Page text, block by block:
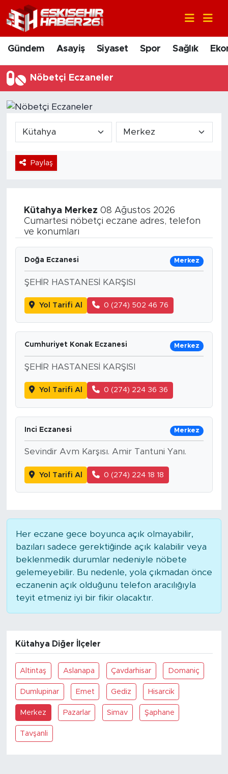
Gündem Asayiş Siyaset Spor Sağlık
Nöbetçi Eczaneler
Paylaş
Kütahya Merkez 08 Ağustos 2026
Cumartesi nöbetçi eczane adres, telefon
ve konumları
Doğa Eczanesi Merkez
ŞEHİR HASTANESİ KARŞISI
Yol Tarifi Al 0 (274) 502 46 76
Cumhuriyet Konak Eczanesi Merkez
ŞEHİR HASTANESİ KARŞISI
Yol Tarifi Al 0 (274) 224 36 36
Inci Eczanesi Merkez
Sevindir Avm Karşısı. Amir Tantuni Yanı.
Yol Tarifi Al 0 (274) 224 18 18
Her eczane gece boyunca açık olmayabilir,
bazıları sadece gerektiğinde açık kalabilir veya
beklenmedik durumlar nedeniyle nöbete
gelemeyebilir. Bu nedenle, yola çıkmadan önce
eczanenin açık olduğunu telefon aracılığıyla
teyit etmeniz iyi bir fikir olacaktır.
Kütahya Diğer İlçeler
Altintaş Aslanapa Çavdarhisar Domaniç
Dumlupinar Emet Gediz Hisarcik
Merkez Pazarlar Simav Şaphane
Tavşanli
Gündem
Asayiş
Siyaset
Sağlık
Ekonomi
Sanat
Bölge
Teknoloji
Magazin
Dünya
Sektör
Nöbetçi Eczaneler
Hava Durumu
Trafik Durumu
Tüm Manşetler
Son Dakika Haberleri